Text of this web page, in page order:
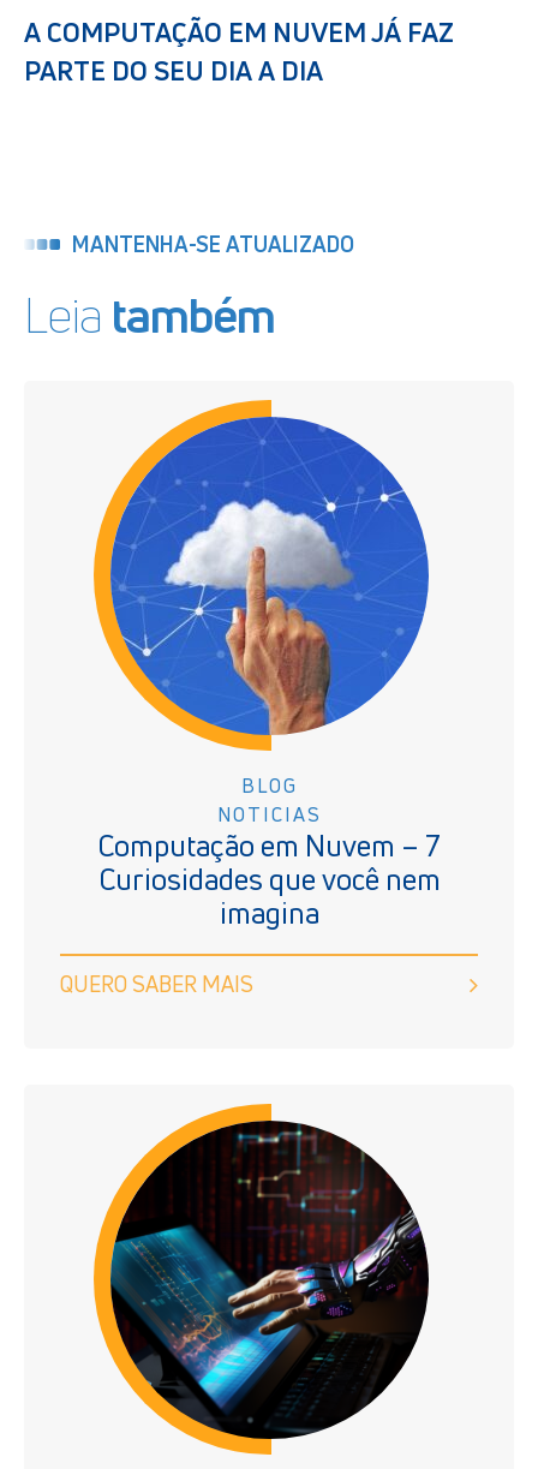
A COMPUTAÇÃO EM NUVEM JÁ FAZ
PARTE DO SEU DIA A DIA
MANTENHA-SE ATUALIZADO
Leia também
BLOG
NOTICIAS
Computação em Nuvem – 7
Curiosidades que você nem
imagina
QUERO SABER MAIS